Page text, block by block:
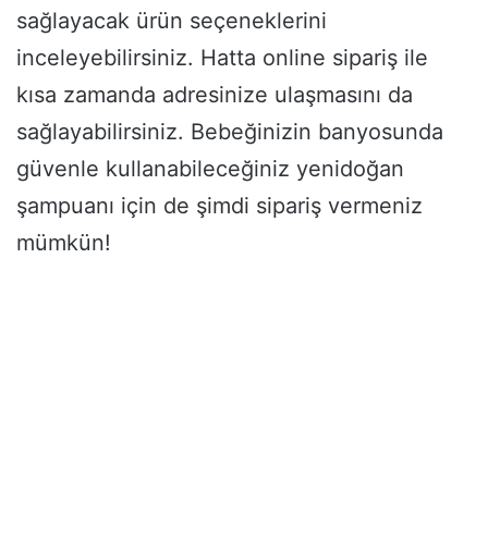
sağlayacak ürün seçeneklerini
inceleyebilirsiniz. Hatta online sipariş ile
kısa zamanda adresinize ulaşmasını da
sağlayabilirsiniz. Bebeğinizin banyosunda
güvenle kullanabileceğiniz yenidoğan
şampuanı için de şimdi sipariş vermeniz
mümkün!